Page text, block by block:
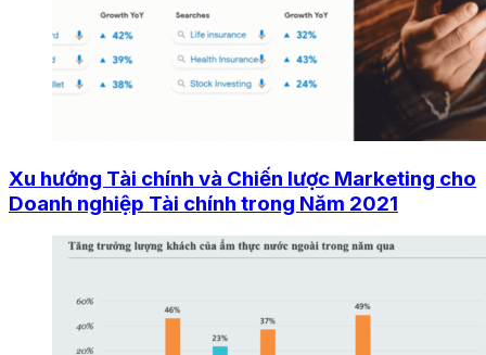
Xu hướng Tài chính và Chiến lược Marketing cho
Doanh nghiệp Tài chính trong Năm 2021